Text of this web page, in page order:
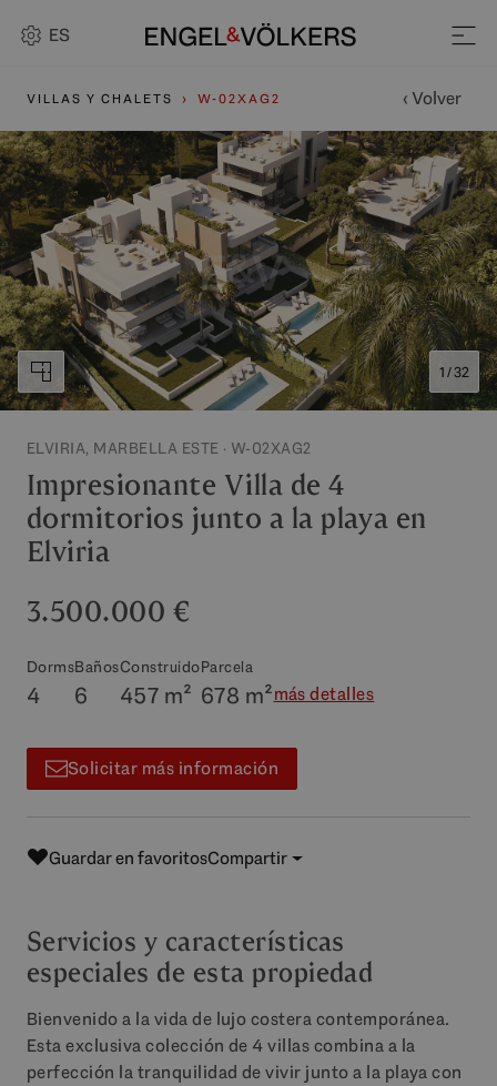
ES
VILLAS Y CHALETS W-02XAG2 ‹ Volver
1 / 32
ELVIRIA, MARBELLA ESTE · W-02XAG2
Impresionante Villa de 4
dormitorios junto a la playa en
Elviria
3.500.000 €
Dorms
4
Baños
6
Construido
457 m²
Parcela
678 m²más detalles
Solicitar más información
Guardar en favoritosCompartir
Servicios y características
especiales de esta propiedad
Bienvenido a la vida de lujo costera contemporánea.
Esta exclusiva colección de 4 villas combina a la
perfección la tranquilidad de vivir junto a la playa con